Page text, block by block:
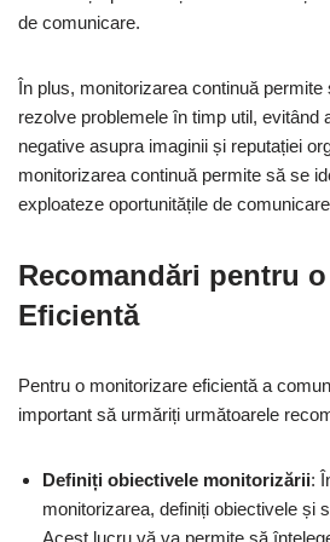
de comunicare.
În plus, monitorizarea continuă
rezolve problemele în timp util, evitând
negative asupra imaginii și reputației
monitorizarea continuă permite să se
exploateze oportunitățile de
Recomandări pentru
Eficientă
Pentru o monitorizare eficientă a
important să urmăriți următoarele
Definiți obiectivele monitorizării:
monitorizarea, definiți obiectivele și
Acest lucru vă va permite să